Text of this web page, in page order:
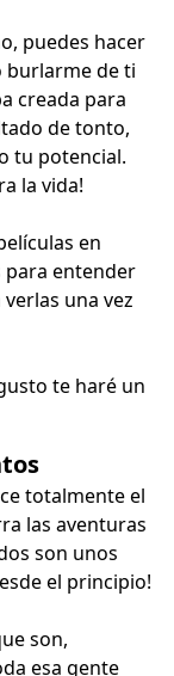
puedes hacer
burlarme de ti
creada para
de tonto,
tu potencial.
la vida!
en
para entender
una vez
te haré un
totalmente el
las aventuras
son unos
el principio!
son,
esa gente